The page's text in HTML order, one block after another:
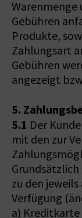
Warenmenge
Gebühren
Produkte,
Zahlungsart
Gebühren
angezeigt
5.
5.1 Der
mit den zur
zu den
Verfügung
a) Kreditkarte